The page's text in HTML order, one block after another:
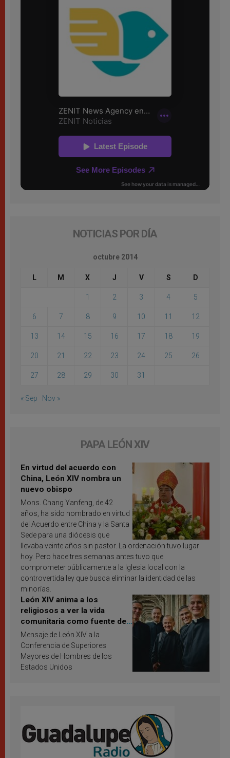
NOTICIAS POR DÍA
octubre 2014
L M X J V S D
1 2 3 4 5
6 7 8 9 10 11 12
13 14 15 16 17 18 19
20 21 22 23 24 25 26
27 28 29 30 31
« Sep Nov »
PAPA LEÓN XIV
En virtud del acuerdo con
China, León XIV nombra un
nuevo obispo
Mons. Chang Yanfeng, de 42
años, ha sido nombrado en virtud
del Acuerdo entre China y la Santa
Sede para una diócesis que
llevaba veinte años sin pastor. La ordenación tuvo lugar
hoy. Pero hace tres semanas antes tuvo que
comprometer públicamente a la Iglesia local con la
controvertida ley que busca eliminar la identidad de las
minorías.
León XIV anima a los
religiosos a ver la vida
comunitaria como fuente de
inspiración y santificación
Mensaje de León XIV a la
Conferencia de Superiores
Mayores de Hombres de los
Estados Unidos